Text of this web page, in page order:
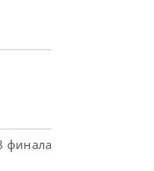
финала